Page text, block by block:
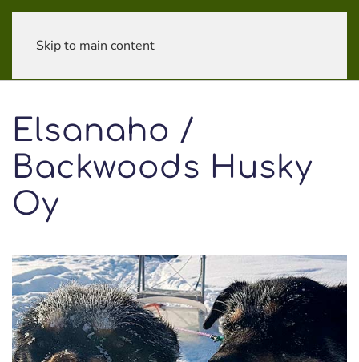
Skip to main content
Elsanaho /
Backwoods Husky
Oy